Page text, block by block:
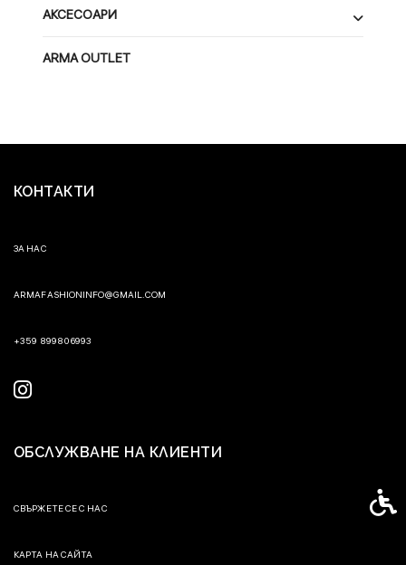
АКСЕСОАРИ
ARMA OUTLET
КОНТАКТИ
ЗА НАС
ARMAFASHIONINFO@GMAIL.COM
+359 899806993
ОБСЛУЖВАНЕ НА КЛИЕНТИ
СВЪРЖЕТЕ СЕ С НАС
КАРТА НА САЙТА